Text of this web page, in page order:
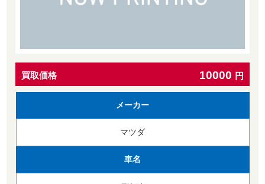
買取価格 10000 円
メーカー
マツダ
車名